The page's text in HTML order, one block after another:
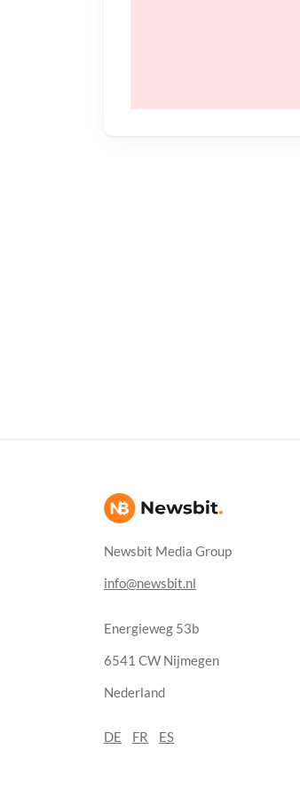
Newsbit Media Group
info@newsbit.nl
Energieweg 53b
6541 CW Nijmegen
Nederland
DE FR ES